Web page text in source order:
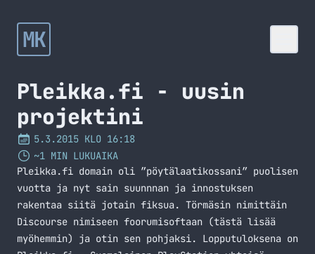
MK
Pleikka.fi - uusin
projektini
5.3.2015 KLO 16:18
~1 MIN LUKUAIKA
Pleikka.fi domain oli ”pöytälaatikossani” puolisen
vuotta ja nyt sain suunnnan ja innostuksen
rakentaa siitä jotain fiksua. Törmäsin nimittäin
Discourse nimiseen foorumisoftaan (tästä lisää
myöhemmin) ja otin sen pohjaksi. Lopputuloksena on